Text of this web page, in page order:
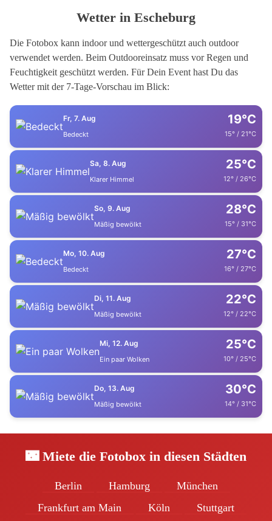
Wetter in Escheburg
Die Fotobox kann indoor und wettergeschützt auch outdoor
verwendet werden. Beim Outdooreinsatz muss vor Regen und
Feuchtigkeit geschützt werden. Für Dein Event hast Du das
Wetter mit der 7-Tage-Vorschau im Blick:
Fr, 7. Aug
Bedeckt
19°C
15° / 21°C
Sa, 8. Aug
Klarer Himmel
25°C
12° / 26°C
So, 9. Aug
Mäßig bewölkt
28°C
15° / 31°C
Mo, 10. Aug
Bedeckt
27°C
16° / 27°C
Di, 11. Aug
Mäßig bewölkt
22°C
12° / 22°C
Mi, 12. Aug
Ein paar Wolken
25°C
10° / 25°C
Do, 13. Aug
Mäßig bewölkt
30°C
14° / 31°C
🌃 Miete die Fotobox in diesen Städten
Berlin Hamburg
München
Frankfurt am Main
Köln Stuttgart